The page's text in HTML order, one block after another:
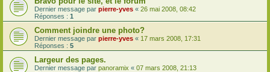
Dernier message par pierre-yves « 26 mai 2008, 08:42
Réponses : 1
Comment joindre une photo?
Dernier message par pierre-yves « 17 mars 2008, 17:31
Réponses : 5
Largeur des pages.
Dernier message par panoramix « 07 mars 2008, 21:13